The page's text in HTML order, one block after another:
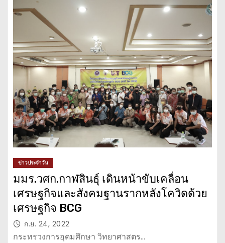
ข่าวประจำวัน
มมร.วศก.กาฬสินธุ์ เดินหน้าขับเคลื่อน
เศรษฐกิจและสังคมฐานรากหลังโควิดด้วย
เศรษฐกิจ BCG
ก.ย. 24, 2022
กระทรวงการอุดมศึกษา วิทยาศาสตร…